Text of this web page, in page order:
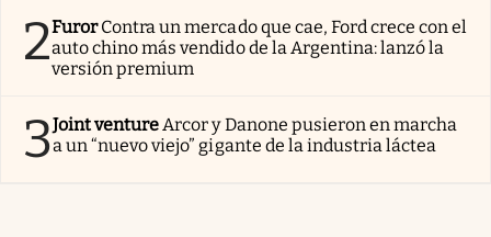
2Furor Contra un mercado que cae, Ford crece con el
auto chino más vendido de la Argentina: lanzó la
versión premium
3Joint ventureArcor y Danone pusieron en marcha
a un “nuevo viejo” gigante de la industria láctea